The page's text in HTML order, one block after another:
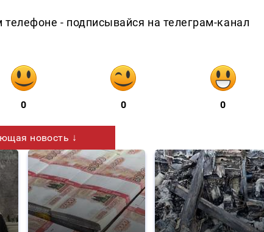
- подписывайся на телеграм-канал
0 0 0
новость ↓